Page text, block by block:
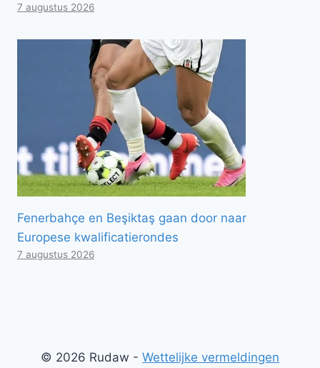
7 augustus 2026
Fenerbahçe en Beşiktaş gaan door naar
Europese kwalificatierondes
7 augustus 2026
© 2026 Rudaw - Wettelijke vermeldingen